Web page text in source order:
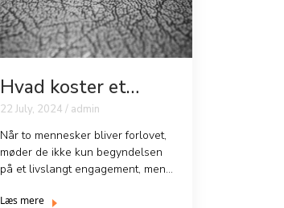
Hvad koster et
bryllup i
gennemsnit?
22 July, 2024 / admin
Når to mennesker bliver forlovet,
møder de ikke kun begyndelsen
på et livslangt engagement, men
Læs mere